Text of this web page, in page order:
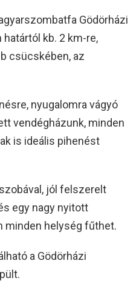
Gödörházi
kb. 2 km-re,
csücskében, az
nyugalomra vágyó
vendégházunk, minden
is ideális pihenést
jól felszerelt
egy nagy nyitott
minden helység fűthet.
a Gödörházi